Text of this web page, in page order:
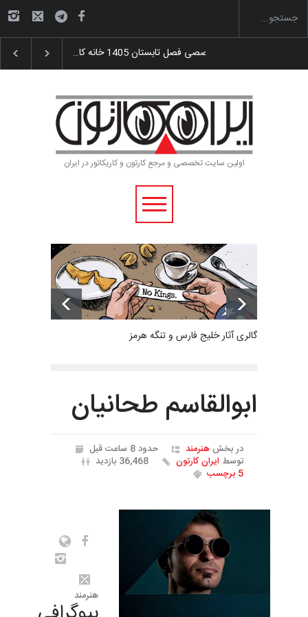
گزارش تصویری آیین اختتامیه و اهدای جوایز سوم…
اولین سایت تخصصی و مرجع کارتون و کاریکاتور در ایران
گالری آثار خلیج فارس و تنگه هرمز
ابوالقاسم طحانیان
در بخشهنرمند
حدود 8 ساعت قبل
توسط ایران کارتون
36,468 بازدید
5 برچسب
هنرمند